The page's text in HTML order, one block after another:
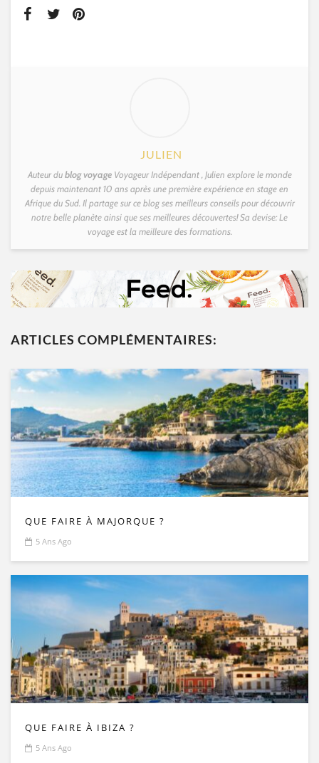
JULIEN
Auteur dublog voyageVoyageur Indépendant , Julien explore le monde
depuis maintenant 10 ans après une première expérience en stage en
Afrique du Sud. Il partage sur ce blog ses meilleurs conseils pour découvrir
notre belle planète ainsi que ses meilleures découvertes! Sa devise: Le
voyage est la meilleure des formations.
ARTICLES COMPLÉMENTAIRES:
QUE FAIRE À MAJORQUE ?
5 Ans Ago
QUE FAIRE À IBIZA ?
5 Ans Ago